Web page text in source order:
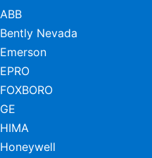
ABB
Bently Nevada
Emerson
EPRO
FOXBORO
GE
HIMA
Honeywell